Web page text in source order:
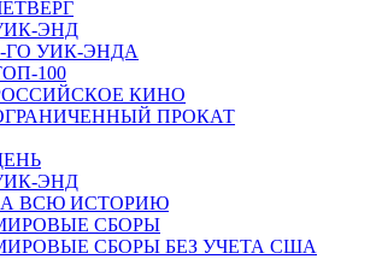
ЭНД
ГО УИК-ЭНДА
100
КИНО
ПРОКАТ
ЭНД
ВСЮ ИСТОРИЮ
СБОРЫ
СБОРЫ БЕЗ УЧЕТА США